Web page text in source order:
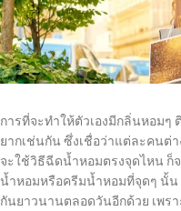
การที่จะทำให้ตัวเองมีกลิ่นหอมๆ
ยากเช่นกัน ซึ่งเชื่อว่าแต่ละคนต่
จะใช้วิธีฉีดน้ำหอมตรงจุดไหน ก็
น้ำหอมหรือครีมน้ำหอมที่จุดๆ นั้น
กันยาวนานตลอดวันอีกด้วย เพร